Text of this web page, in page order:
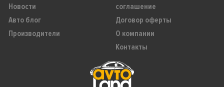
Новости
Авто блог
Производители
соглашение
Договор оферты
О компании
Контакты